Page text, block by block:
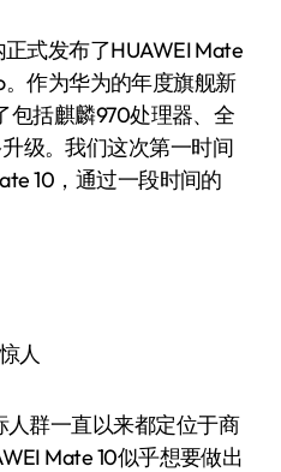
式发布了HUAWEI Mate
。作为华为的年度旗舰新
包括麒麟970处理器、全
级。我们这次第一时间
10，通过一段时间的
人
群一直以来都定位于商
Mate 10似乎想要做出